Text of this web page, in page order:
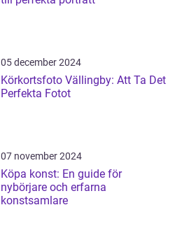
05 december 2024
Körkortsfoto Vällingby: Att Ta Det
Perfekta Fotot
07 november 2024
Köpa konst: En guide för
nybörjare och erfarna
konstsamlare